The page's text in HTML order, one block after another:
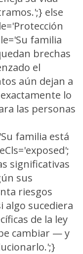
else
familia
brechas
el
aún dejan a
lo
las personas
familia está
significativas
sus
riesgos
algo sucediera
de la ley
cambiar — y